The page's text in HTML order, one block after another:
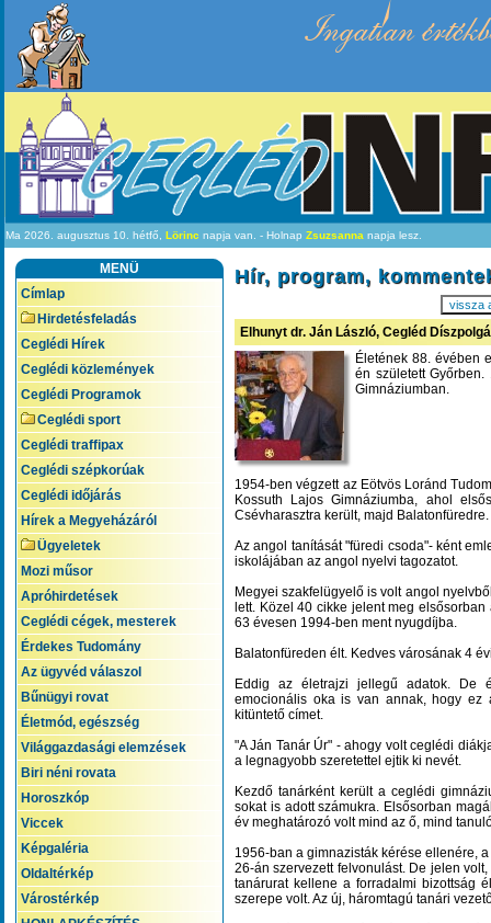
Ingatlan
Ma 2026. augusztus 10. hétfő, Lörinc napja van. - Holnap Zsuzsanna napja lesz.
MENÜ
Címlap
Hirdetésfeladás
Ceglédi Hírek
Ceglédi közlemények
Ceglédi Programok
Ceglédi sport
Ceglédi traffipax
Ceglédi szépkorúak
Ceglédi időjárás
Hírek a Megyeházáról
Ügyeletek
Mozi műsor
Apróhirdetések
Ceglédi cégek, mesterek
Érdekes Tudomány
Az ügyvéd válaszol
Bűnügyi rovat
Életmód, egészség
Világgazdasági elemzések
Biri néni rovata
Horoszkóp
Viccek
Képgaléria
Oldaltérkép
Várostérkép
Hír, program,
vissza
Elhunyt dr. Ján László, Cegléd
Életének 88. évében
én született
Gimnáziumban.
1954-ben végzett az Eötvös Loránd
Kossuth Lajos Gimnáziumba, ahol
Csévharasztra került, majd Balatonfüredre.
Az angol tanítását "füredi csoda"- ként
iskolájában az angol nyelvi tagozatot.
Megyei szakfelügyelő is volt angol
lett. Közel 40 cikke jelent meg
63 évesen 1994-ben ment nyugdíjba.
Balatonfüreden élt. Kedves városának 4
Eddig az életrajzi jellegű adatok. De
emocionális oka is van annak, hogy ez
kitüntető címet.
"A Ján Tanár Úr" - ahogy volt ceglédi
a legnagyobb szeretettel ejtik ki nevét.
Kezdő tanárként került a ceglédi
sokat is adott számukra. Elsősorban
év meghatározó volt mind az ő, mind
1956-ban a gimnazisták kérése ellenére,
26-án szervezett felvonulást. De jelen
tanárurat kellene a forradalmi bizottság
szerepe volt. Az új, háromtagú tanári